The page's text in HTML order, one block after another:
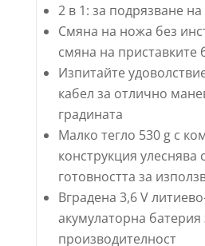
2 в 1: за подрязване
Смяна на ножа без
смяна на приставките
Изпитайте
кабел за отлично
градината
Малко тегло 530 g с
конструкция улеснява
готовността за
Вградена 3,6 V
акумулаторна
производителност